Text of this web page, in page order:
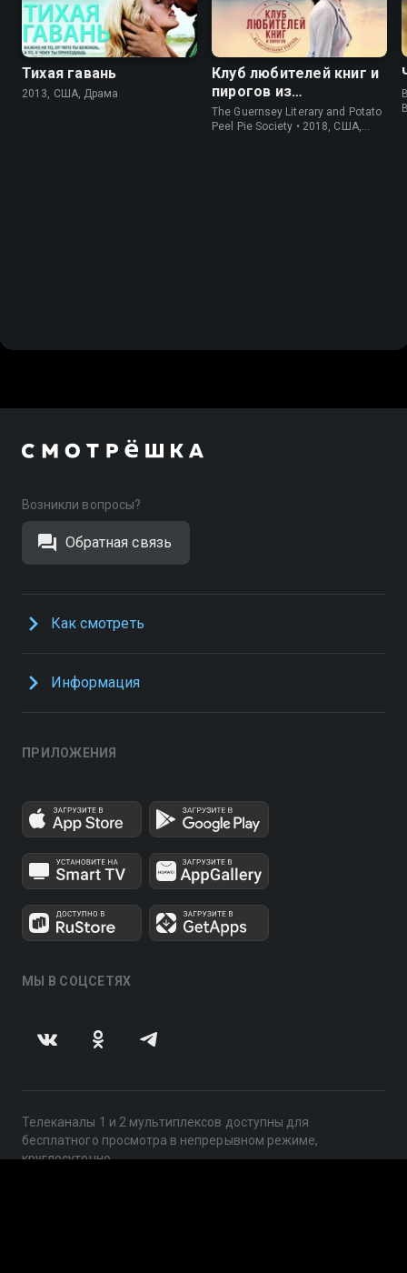
Тихая гавань
2013, США, Драма
Клуб любителей книг и
пирогов из
картофельных
очистков
The Guernsey Literary and Potato
Peel Pie Society • 2018, США,
Возникли вопросы?
Обратная связь
Как смотреть
Информация
ПРИЛОЖЕНИЯ
МЫ В СОЦСЕТЯХ
Телеканалы 1 и 2 мультиплексов доступны для
бесплатного просмотра в непрерывном режиме,
круглосуточно.